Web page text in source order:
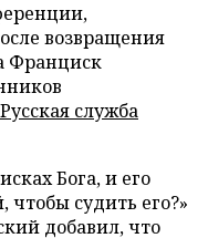
возвращения
Франциск
служба
Бога, и его
судить его?»
добавил, что